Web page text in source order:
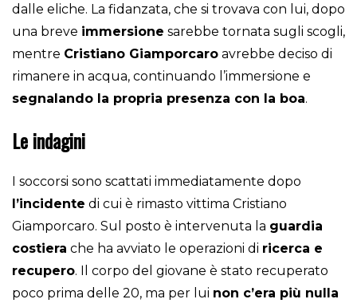
dalle eliche. La fidanzata, che si trovava con lui, dopo
una breve immersione sarebbe tornata sugli scogli,
mentre Cristiano Giamporcaro avrebbe deciso di
rimanere in acqua, continuando l’immersione e
segnalando la propria presenza con la boa.
Le indagini
I soccorsi sono scattati immediatamente dopo
l’incidente di cui è rimasto vittima Cristiano
Giamporcaro. Sul posto è intervenuta la guardia
costiera che ha avviato le operazioni di ricerca e
recupero. Il corpo del giovane è stato recuperato
poco prima delle 20, ma per lui non c’era più nulla